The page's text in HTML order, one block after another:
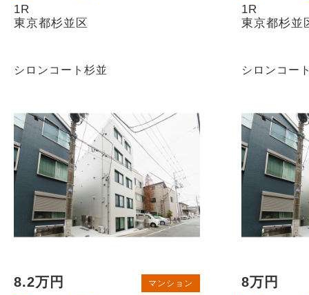
1R
東京都杉並区
1R
東京都杉並
シロンコート杉並
8.2万円 マンション
シロンコー
8万円